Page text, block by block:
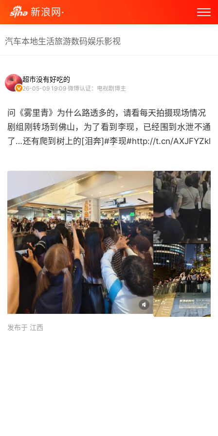
新浪网·
汽车本地生活旅游数码娱乐影视
超市没有好吃的
26-05-09 19:09 微博认证：电视剧博主
问《雾里青》为什么路透多的，请看每天拍摄现场情况
剧组刚转场到佛山，为了看到李现，已经围到水泄不通
了…还有爬到树上的[泪奔]#李现#http://t.cn/AXJFYZkl
发布于 江西